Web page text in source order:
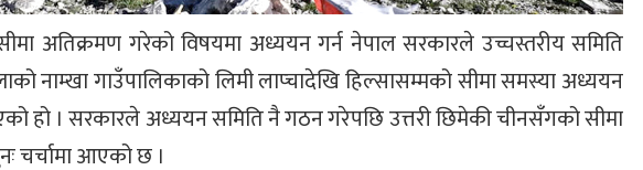
अतिक्रमण गरेको विषयमा अध्ययन गर्न नेपाल सरकारले उच्चस्तरीय समिति
नाम्खा गाउँपालिकाको लिमी लाप्चादेखि हिल्सासम्मको सीमा समस्या अध्ययन
हो । सरकारले अध्ययन समिति नै गठन गरेपछि उत्तरी छिमेकी चीनसँगको सीमा
चर्चामा आएको छ ।